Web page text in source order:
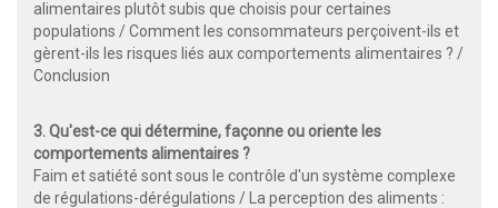
alimentaires plutôt subis que choisis pour certaines
populations / Comment les consommateurs perçoivent-ils et
gèrent-ils les risques liés aux comportements alimentaires ? /
Conclusion
3. Qu'est-ce qui détermine, façonne ou oriente les
comportements alimentaires ?
Faim et satiété sont sous le contrôle d'un système complexe
de régulations-dérégulations / La perception des aliments :